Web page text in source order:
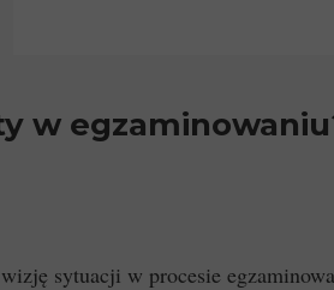
sytuacji w procesie
w